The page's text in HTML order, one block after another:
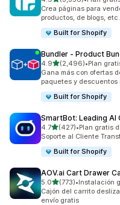
3356 reseñas en total
Crea páginas para
productos, de blogs, etc.
Built for Shopify
Bundler ‑ Product
4.9de 5 estrellas
(2,496)
2496 reseñas en total
•Plan
Gana más con ofertas
paquetes y descuentos
Built for Shopify
SmartBot: Leading AI
4.7de 5 estrellas
(427)
427 reseñas en total
•Plan gratis
Soporte al Cliente
Built for Shopify
AOV.ai Cart Drawer
5.0de 5 estrellas
(773)
773 reseñas en total
•Instalación
Cajón del carrito
envío gratis